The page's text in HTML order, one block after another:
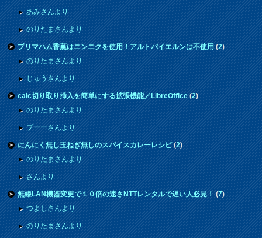
あみさんより
のりたまさんより
プリマハム香薫はニンニクを使用！アルトバイエルンは不使用(2)
のりたまさんより
じゅうさんより
calc切り取り挿入を簡単にする拡張機能／LibreOffice(2)
のりたまさんより
プーーさんより
にんにく無し玉ねぎ無しのスパイスカレーレシピ(2)
のりたまさんより
さんより
無線LAN機器変更で１０倍の速さNTTレンタルで遅い人必見！(7)
つよしさんより
のりたまさんより